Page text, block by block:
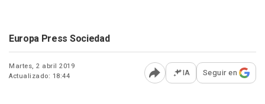
Europa Press Sociedad
Martes, 2 abril 2019
Actualizado: 18:44
Abrir opciones para
IA Seguir en